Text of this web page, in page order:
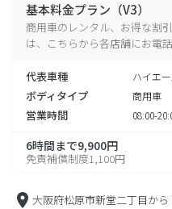
基本料金プラン（V3）
商用車のレンタル、お得な割
は、こちらから各店舗にお電話
代表車種 ハイエ
ボディタイプ 商用車
営業時間 08:00-
6時間まで9,900円
免責補償制度1,100円
大阪府松原市新堂二丁目から